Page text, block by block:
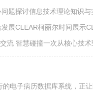
题探讨信息技术理论知识
展CLEAR柯丽尔时间展示
流 智慧碰撞一次从核心技
电子病历数据库系统，正